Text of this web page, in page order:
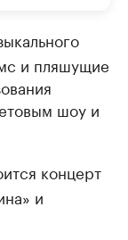
и пляшущие
шоу и
концерт
и